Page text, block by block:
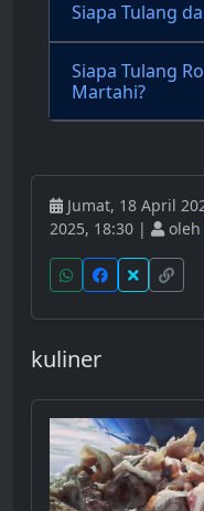
Siapa Tulang
Siapa Tulang
Martahi?
Jumat, 18 April
2025, 18:30 |
oleh
kuliner